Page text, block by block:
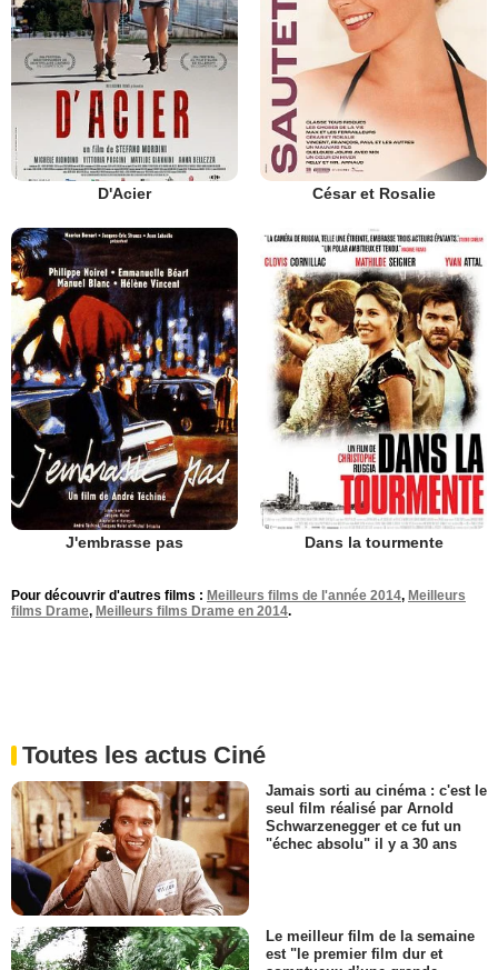
D'Acier César et Rosalie
J'embrasse pas Dans la tourmente
Pour découvrir d'autres films : Meilleurs films de l'année 2014, Meilleurs
films Drame, Meilleurs films Drame en 2014.
Toutes les actus Ciné
Jamais sorti au cinéma : c'est le
seul film réalisé par Arnold
Schwarzenegger et ce fut un
"échec absolu" il y a 30 ans
Le meilleur film de la semaine
est "le premier film dur et